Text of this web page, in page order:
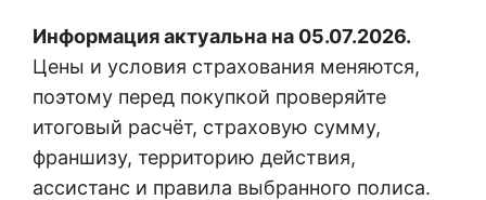
Информация актуальна на 05.07.2026.
Цены и условия страхования меняются,
поэтому перед покупкой проверяйте
итоговый расчёт, страховую сумму,
франшизу, территорию действия,
ассистанс и правила выбранного полиса.